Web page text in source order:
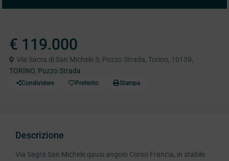
€ 119.000
Via Sacra di San Michele 3, Pozzo Strada, Torino, 10139,
TORINO, Pozzo Strada
Condividere Preferito Stampa
Descrizione
Via Sagra San Michele qausi angolo Corso Francia, in stabile